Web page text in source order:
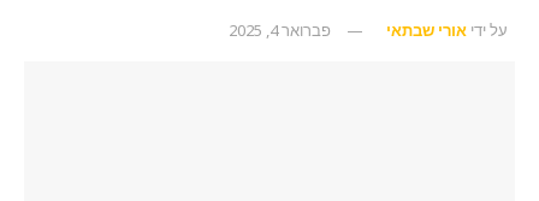
על ידי אורי שבתאי פברואר 4, 2025